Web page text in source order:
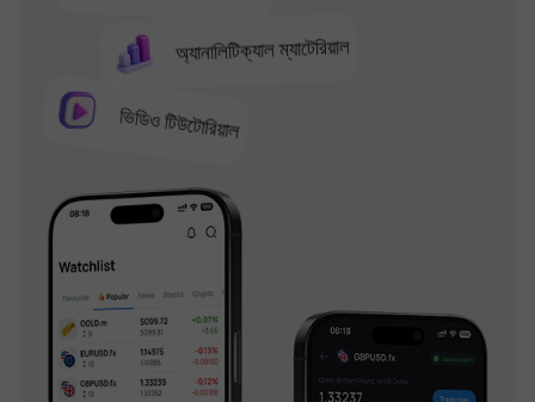
অ্যানালিটিক্যাল ম্যাটেরিয়াল
ভিডিও টিউটোরিয়াল